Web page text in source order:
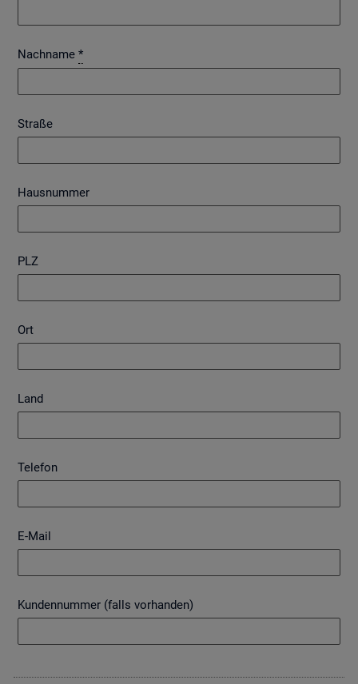
Nachname *
Straße
Hausnummer
PLZ
Ort
Land
Telefon
E-Mail
Kundennummer (falls vorhanden)